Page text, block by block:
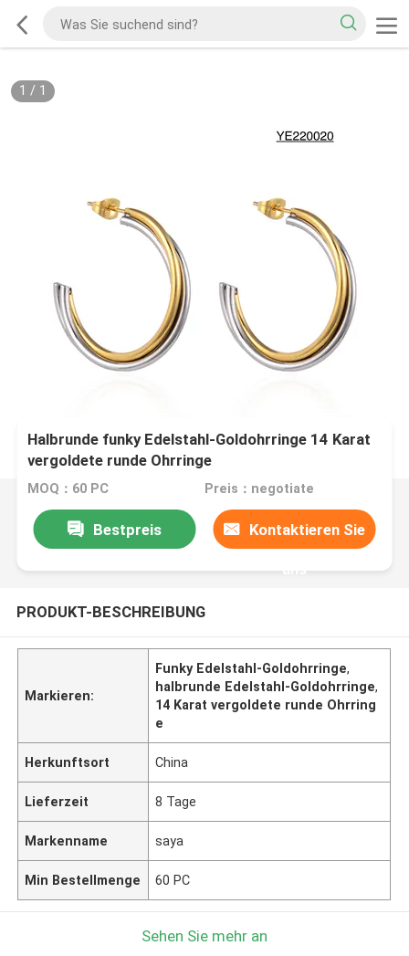
1 / 1
Halbrunde funky Edelstahl-Goldohrringe 14 Karat
vergoldete runde Ohrringe
MOQ：60 PC Preis：negotiate
Bestpreis Kontaktieren Sie
uns
PRODUKT-BESCHREIBUNG
Markieren:
Funky Edelstahl-Goldohrringe,
halbrunde Edelstahl-Goldohrringe,
14 Karat vergoldete runde Ohrring
e
Herkunftsort China
Lieferzeit 8 Tage
Markenname saya
Min Bestellmenge 60 PC
Sehen Sie mehr an